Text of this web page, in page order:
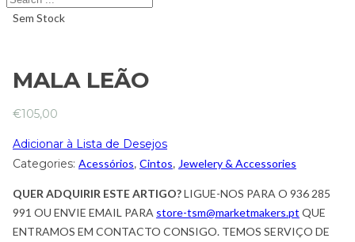
Sem Stock
MALA LEÃO
€105,00
Adicionar à Lista de Desejos
Categories: Acessórios, Cintos, Jewelery & Accessories
QUER ADQUIRIR ESTE ARTIGO?LIGUE-NOS PARA O 936 285
991 OU ENVIE EMAIL PARA store-tsm@marketmakers.pt QUE
ENTRAMOS EM CONTACTO CONSIGO. TEMOS SERVIÇO DE